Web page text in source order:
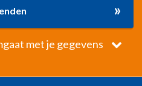
»
met je gegevens